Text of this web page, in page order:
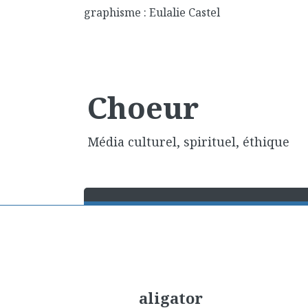
graphisme : Eulalie Castel
Choeur
Média culturel, spirituel, éthique
aligator